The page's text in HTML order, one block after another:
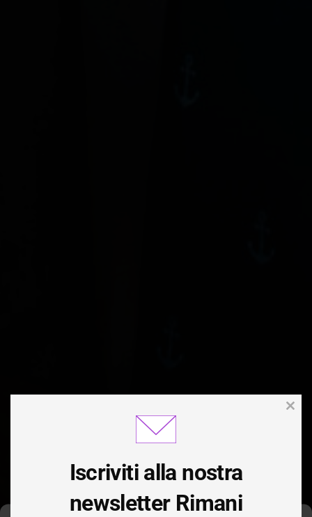
Iscriviti alla nostra
newsletter Rimani